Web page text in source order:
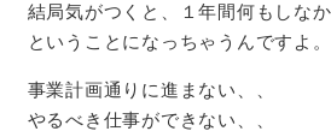
結局気がつくと、１年間何もしなか
ということになっちゃうんですよ。
事業計画通りに進まない、、
やるべき仕事ができない、、